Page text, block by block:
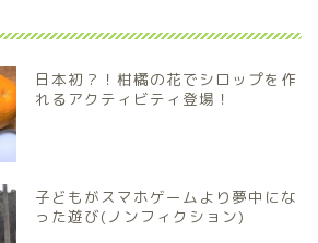
日本初？！柑橘の花でシロップを作
れるアクティビティ登場！
子どもがスマホゲームより夢中にな
った遊び(ノンフィクション)